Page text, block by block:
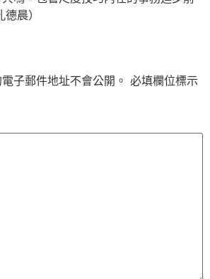
晨）
子郵件地址不會公開。 必填欄位標示